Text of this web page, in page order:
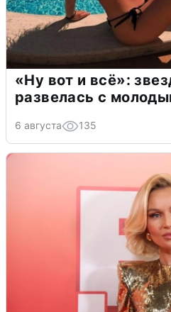
«Ну вот и всё»:
развелась с
6 августа 135